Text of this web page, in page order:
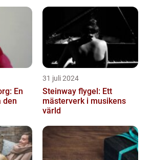
En
den
31 juli 2024
Steinway flygel: Ett
mästerverk i musikens
värld